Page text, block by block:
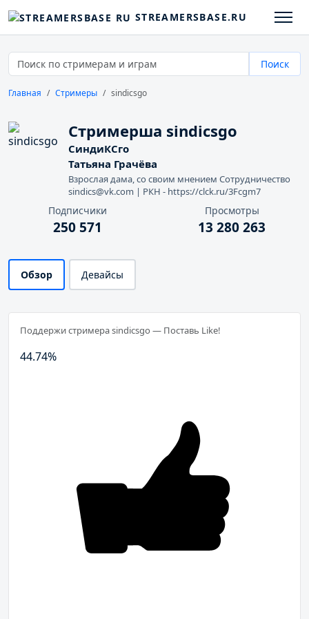
STREAMERSBASE.RU
Поиск
Главная Стримеры sindicsgo
Стримерша sindicsgo
СиндиКСго
Татьяна Грачёва
Взрослая дама, со своим мнением Сотрудничество
sindics@vk.com | РКН - https://clck.ru/3Fcgm7
Подписчики
250 571
Просмотры
13 280 263
Обзор Девайсы
Поддержи стримера sindicsgo — Поставь Like!
44.74%